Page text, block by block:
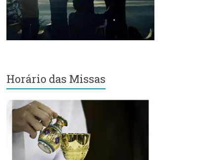
Episcopal
Sé
Setor
Horário das Missas